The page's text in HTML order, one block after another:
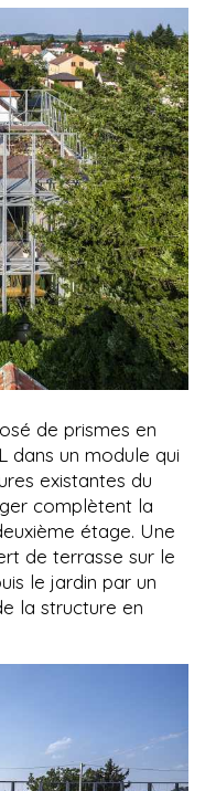
de prismes en
dans un module qui
existantes du
complètent la
étage. Une
de terrasse sur le
le jardin par un
la structure en